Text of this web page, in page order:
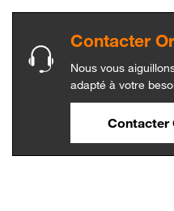
Contacter
Nous vous
adapté à votre
Contacter